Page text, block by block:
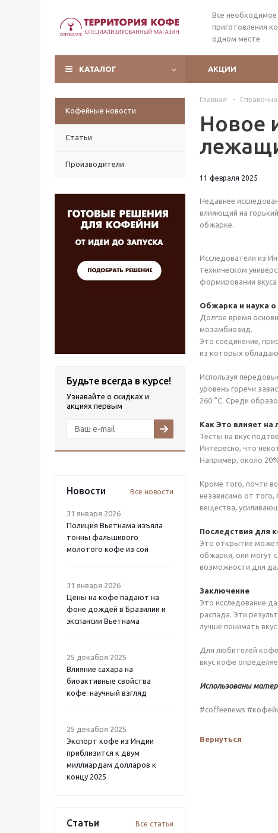
Все необходимое
приготовления
одном месте
КАТАЛОГ АКЦИИ
Кофейные новости
Статьи
Производители
Будьте всегда в курсе!
Узнавайте о скидках и
акциях первым
Новости Все новости
31 января 2026
Полиция Вьетнама изъяла
тонны фальшивого
молотого кофе из сои
31 января 2026
Цены на кофе падают на
фоне дождей в Бразилии и
экспансии Вьетнама
25 декабря 2025
Влияние сахара на
биоактивные свойства
кофе: научный взгляд
25 декабря 2025
Экспорт кофе из Индии
приблизится к двум
миллиардам долларов к
концу 2025
Статьи Все статьи
Главная -
Новое
11 февраля 2025
Недавнее
влияющий на
обжарке.
Исследователи из
техническом
формировании
Обжарка и наука о
Долгое время
мозамбиозид.
Это соединение,
из которых
Используя
уровень горечи
260 °C. Среди
Как Это влияет на
Тесты на вкус
Интересно, что
Например, около
Кроме того, почти
независимо от того,
вещества,
Последствия для
Это открытие
обжарки, они могут
возможности для
Заключение
Это исследование
распада. Эти
лучше понимать
Для любителей кофе
вкус кофе
Использованы
#coffeenews
Вернуться